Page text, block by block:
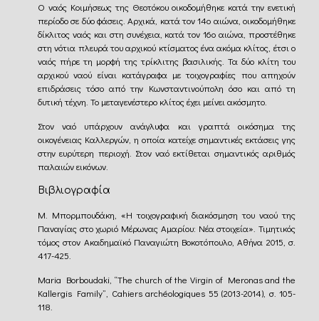
Ο ναός Κοιμήσεως της Θεοτόκου οικοδομήθηκε κατά την ενετική
περίοδο σε δύο φάσεις. Αρχικά, κατά τον 14ο αιώνα, οικοδομήθηκε
δίκλιτος ναός και στη συνέχεια, κατά τον 16ο αιώνα, προστέθηκε
στη νότια πλευρά του αρχικού κτίσματος ένα ακόμα κλίτος, έτσι ο
ναός πήρε τη μορφή της τρίκλιτης βασιλικής. Τα δύο κλίτη του
αρχικού ναού είναι κατάγραφα με τοιχογραφίες που απηχούν
επιδράσεις τόσο από την Κωνσταντινούπολη όσο και από τη
δυτική τέχνη. Το μεταγενέστερο κλίτος έχει μείνει ακόσμητο.
Στον ναό υπάρχουν ανάγλυφα και γραπτά οικόσημα της
οικογένειας Καλλεργών, η οποία κατείχε σημαντικές εκτάσεις γης
στην ευρύτερη περιοχή. Στον ναό εκτίθεται σημαντικός αριθμός
παλαιών εικόνων.
Βιβλιογραφία
Μ. Μπορμπουδάκη, «Η τοιχογραφική διακόσμηση του ναού της
Παναγίας στο χωριό Μέρωνας Αμαρίου: Νέα στοιχεία». Τιμητικός
τόμος στον Ακαδημαϊκό Παναγιώτη Βοκοτόπουλο, Αθήνα 2015, σ.
417-425.
Maria Borboudaki, “The church of the Virgin of Meronas and the
Kallergis Family”, Cahiers archéologiques 55 (2013-2014), σ. 105-
118.